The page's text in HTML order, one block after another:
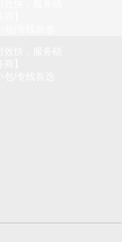
快，服务稳
/专线首选